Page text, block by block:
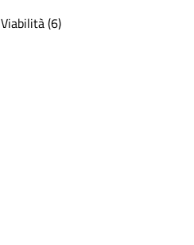
Viabilità (6)